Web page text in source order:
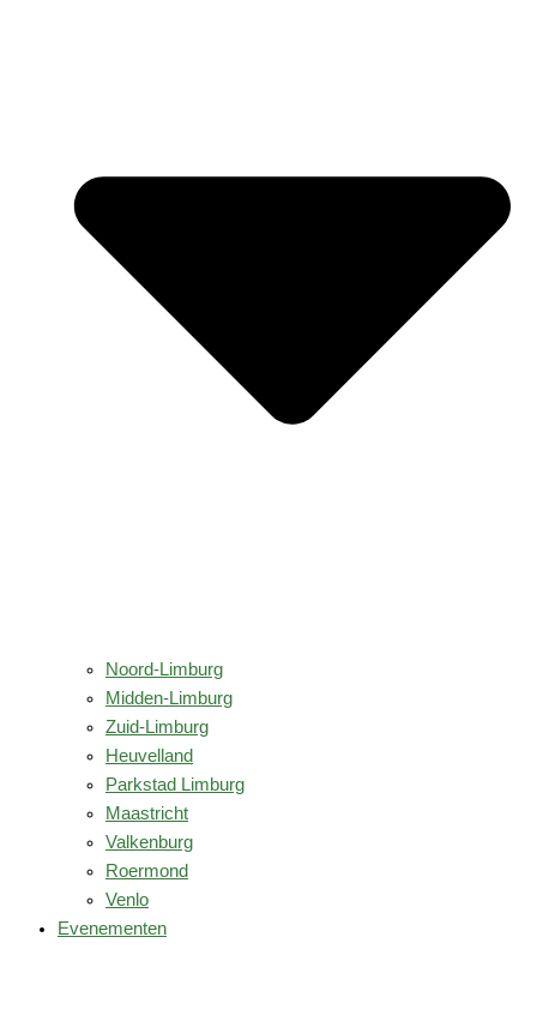
Noord-Limburg
Midden-Limburg
Zuid-Limburg
Heuvelland
Parkstad Limburg
Maastricht
Valkenburg
Roermond
Venlo
Evenementen